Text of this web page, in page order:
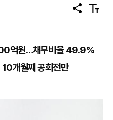
공
유
텍
스
억원…채무비율 49.9%
10개월째 공회전만